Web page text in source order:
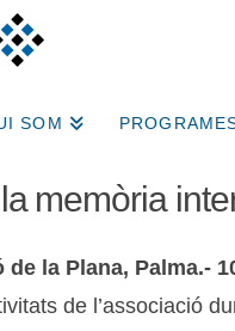
SOM
memòria
la Plana, Palma.-
de l’associació